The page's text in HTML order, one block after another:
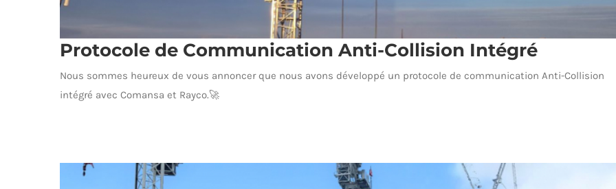
Protocole de Communication Anti-Collision Intégré
Protocole de Communication Anti-Collision Intégré
Nous sommes heureux de vous annoncer que nous avons développé un protocole de communication Anti-Collision
intégré avec Comansa et Rayco.🚀